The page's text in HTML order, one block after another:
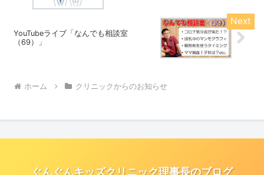
YouTubeライブ「なんでも相談室
（69）」
ホーム クリニックからのお知らせ
ぐんぐんキッズクリニック理事長のブログ